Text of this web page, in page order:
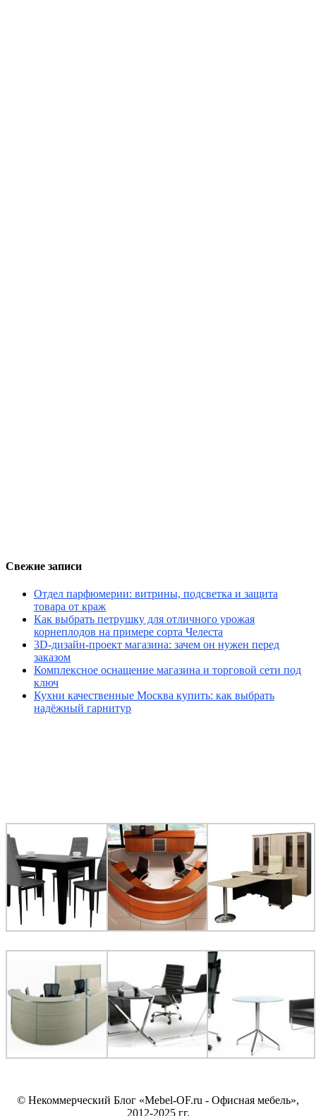
Свежие записи
Отдел парфюмерии: витрины, подсветка и защита
товара от краж
Как выбрать петрушку для отличного урожая
корнеплодов на примере сорта Челеста
3D-дизайн-проект магазина: зачем он нужен перед
заказом
Комплексное оснащение магазина и торговой сети под
ключ
Кухни качественные Москва купить: как выбрать
надёжный гарнитур
© Некоммерческий Блог «Mebel-OF.ru - Офисная мебель»,
2012-2025 гг.